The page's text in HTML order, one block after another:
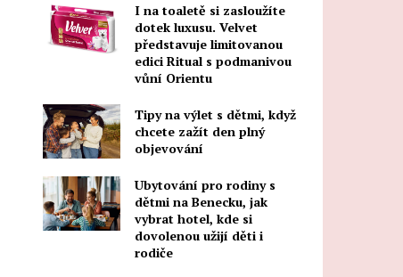
I na toaletě si zasloužíte
dotek luxusu. Velvet
představuje limitovanou
edici Ritual s podmanivou
vůní Orientu
Tipy na výlet s dětmi, když
chcete zažít den plný
objevování
Ubytování pro rodiny s
dětmi na Benecku, jak
vybrat hotel, kde si
dovolenou užijí děti i
rodiče